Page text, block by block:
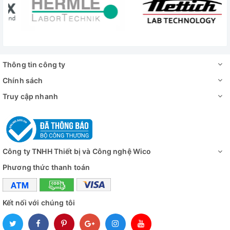
Cách sử dụng ứng dụng MyNabertherm trên điện thoại
Có 02 kiểu cửa cho người dùng lựa chọn để khách hàng
✅ Lò Nung Thí Nghiệm 5 Lít - 1300 Độ C L 5/13/B510
✅ Lò Nung Thí Nghiệm 5 Lít - 1300 Độ C LT 5/13/B510
Thông tin công ty
Chính sách
Truy cập nhanh
Công ty TNHH Thiết bị và Công nghệ Wico
Phương thức thanh toán
Kết nối với chúng tôi